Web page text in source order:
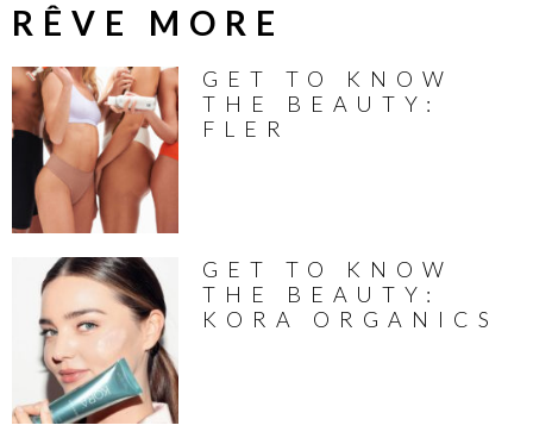
RÊVE MORE
GET TO KNOW
THE BEAUTY:
FLER
GET TO KNOW
THE BEAUTY:
KORA ORGANICS